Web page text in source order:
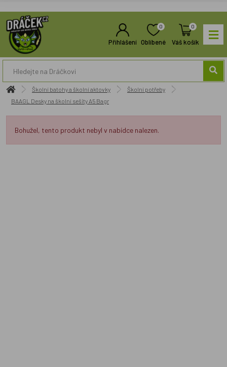
Přihlášení
0
Oblíbené
0
Váš košík
Školní batohy a školní aktovky
Školní potřeby
BAAGL Desky na školní sešity A5 Bagr
Bohužel, tento produkt nebyl v nabídce nalezen.